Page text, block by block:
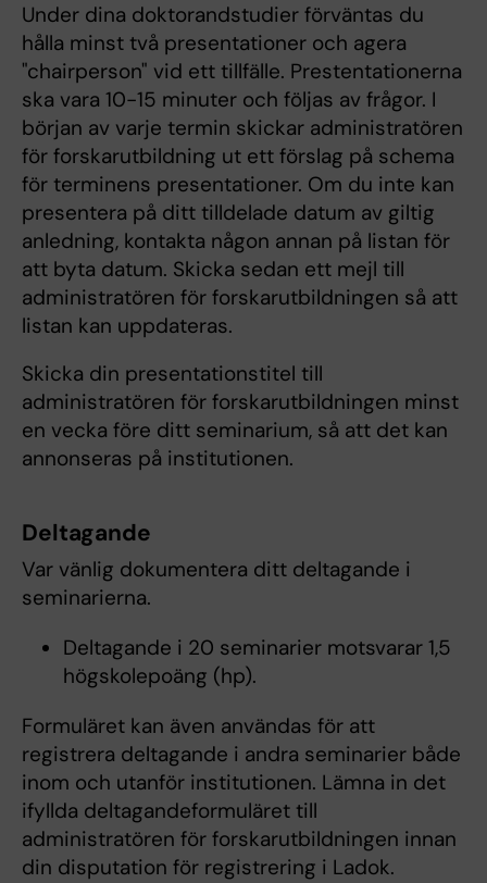
Under dina doktorandstudier förväntas du
hålla minst två presentationer och agera
"chairperson" vid ett tillfälle. Prestentationerna
ska vara 10-15 minuter och följas av frågor. I
början av varje termin skickar administratören
för forskarutbildning ut ett förslag på schema
för terminens presentationer. Om du inte kan
presentera på ditt tilldelade datum av giltig
anledning, kontakta någon annan på listan för
att byta datum. Skicka sedan ett mejl till
administratören för forskarutbildningen så att
listan kan uppdateras.
Skicka din presentationstitel till
administratören för forskarutbildningen minst
en vecka före ditt seminarium, så att det kan
annonseras på institutionen.
Deltagande
Var vänlig dokumentera ditt deltagande i
seminarierna.
Deltagande i 20 seminarier motsvarar 1,5
högskolepoäng (hp).
Formuläret kan även användas för att
registrera deltagande i andra seminarier både
inom och utanför institutionen. Lämna in det
ifyllda deltagandeformuläret till
administratören för forskarutbildningen innan
din disputation för registrering i Ladok.